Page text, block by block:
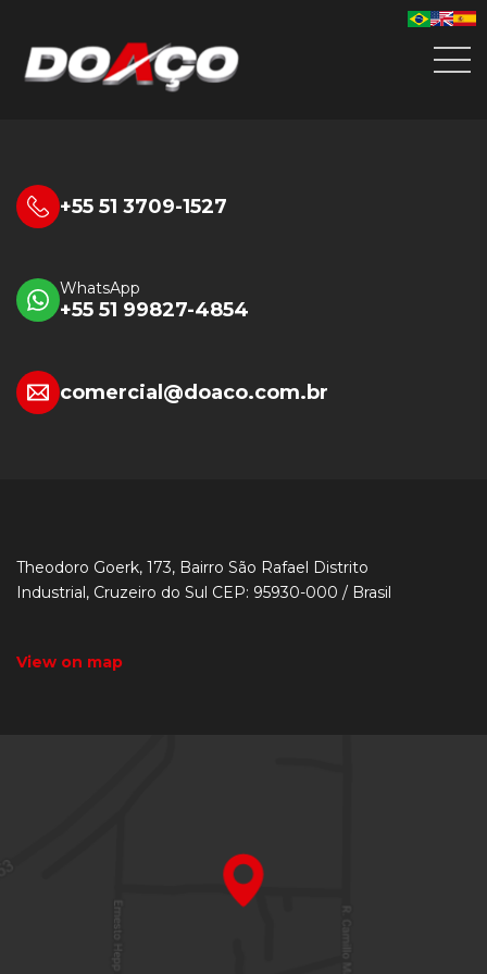
+55 51 3709-1527
WhatsApp
+55 51 99827-4854
comercial@doaco.com.br
Theodoro Goerk, 173, Bairro São Rafael Distrito
Industrial, Cruzeiro do Sul CEP: 95930-000 / Brasil
View on map